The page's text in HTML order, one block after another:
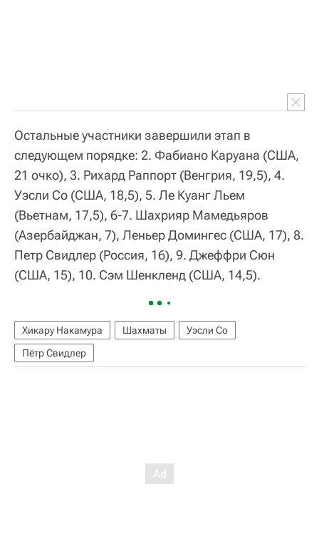
Остальные участники завершили этап в
следующем порядке: 2. Фабиано Каруана (США,
21 очко), 3. Рихард Раппорт (Венгрия, 19,5), 4.
Уэсли Со (США, 18,5), 5. Ле Куанг Льем
(Вьетнам, 17,5), 6-7. Шахрияр Мамедьяров
(Азербайджан, 7), Леньер Домингес (США, 17), 8.
Петр Свидлер (Россия, 16), 9. Джеффри Сюн
(США, 15), 10. Сэм Шенкленд (США, 14,5).
Хикару Накамура Шахматы
Уэсли Со
Пётр Свидлер